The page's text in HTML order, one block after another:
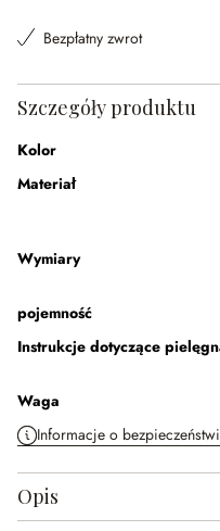
Bezpłatny zwrot
Szczegóły produktu
Kolor
Materiał
Wymiary
pojemność
Instrukcje dotyczące
Waga
Informacje o
Opis